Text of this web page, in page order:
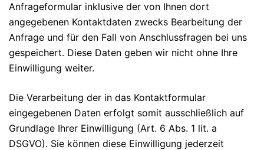
Anfrageformular inklusive der von Ihnen dort
angegebenen Kontaktdaten zwecks Bearbeitung der
Anfrage und für den Fall von Anschlussfragen bei uns
gespeichert. Diese Daten geben wir nicht ohne Ihre
Einwilligung weiter.
Die Verarbeitung der in das Kontaktformular
eingegebenen Daten erfolgt somit ausschließlich auf
Grundlage Ihrer Einwilligung (Art. 6 Abs. 1 lit. a
DSGVO). Sie können diese Einwilligung jederzeit